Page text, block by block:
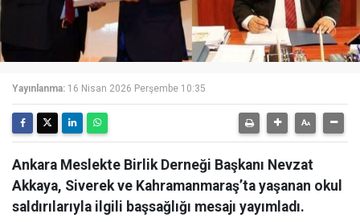
Yayınlanma: 16 Nisan 2026 Perşembe 10:35
Ankara Meslekte Birlik Derneği Başkanı Nevzat
Akkaya, Siverek ve Kahramanmaraş’ta yaşanan okul
saldırılarıyla ilgili başsağlığı mesajı yayımladı.